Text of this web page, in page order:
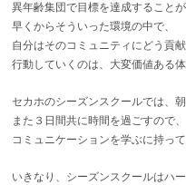
異年齢集団で目標を達成することが
早くからそういった環境の中で、
自分はそのコミュニティにどう貢
行動していくのは、大変価値ある体
セカホのシーズンスクールでは、
また３日間共に時間を過ごすので、
コミュニケーションを学ぶに持って
いきなり、シーズンスクールはハ